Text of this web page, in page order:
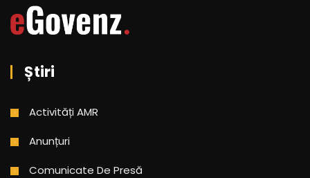
Știri
Activități AMR
Anunțuri
Comunicate De Presă